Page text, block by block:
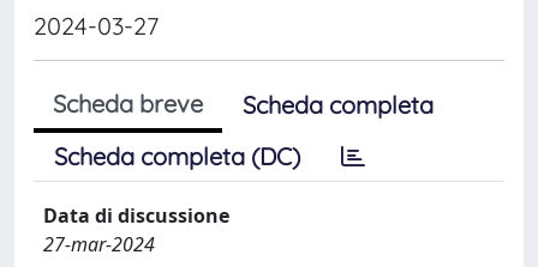
2024-03-27
Scheda breve
Scheda completa
Scheda completa (DC)
Data di discussione
27-mar-2024